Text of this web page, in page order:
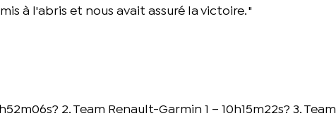
à l'abris et nous avait assuré la victoire. "
2. Team Renault-Garmin 1 – 10h15m22s? 3.